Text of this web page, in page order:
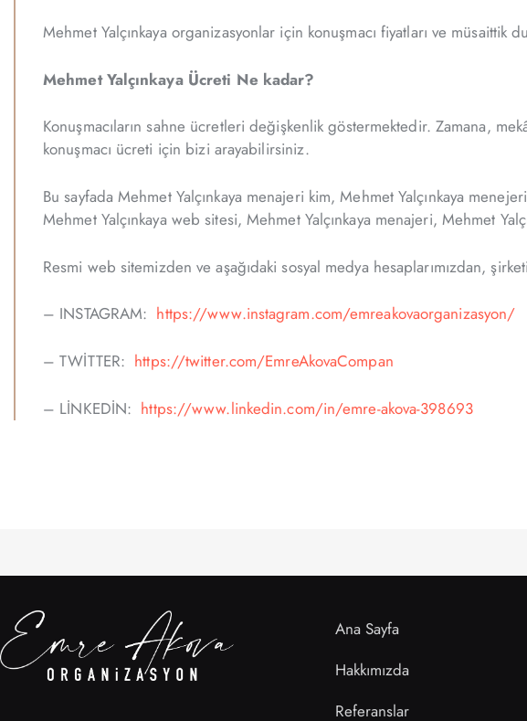
Mehmet Yalçınkaya organizasyonlar için konuşmacı fiyatları ve
Mehmet Yalçınkaya Ücreti Ne kadar?
Konuşmacıların sahne ücretleri değişkenlik göstermektedir. Zamana,
konuşmacı ücreti için bizi arayabilirsiniz.
Bu sayfada Mehmet Yalçınkaya menajeri kim, Mehmet Yalçınkaya
Mehmet Yalçınkaya web sitesi, Mehmet Yalçınkaya menajeri, Mehmet
Resmi web sitemizden ve aşağıdaki sosyal medya hesaplarımızdan,
– INSTAGRAM: https://www.instagram.com/emreakovaorganizasyon/
– TWİTTER: https://twitter.com/EmreAkovaCompan
– LİNKEDİN: https://www.linkedin.com/in/emre-akova-398693
Ana Sayfa
Hakkımızda
Referanslar